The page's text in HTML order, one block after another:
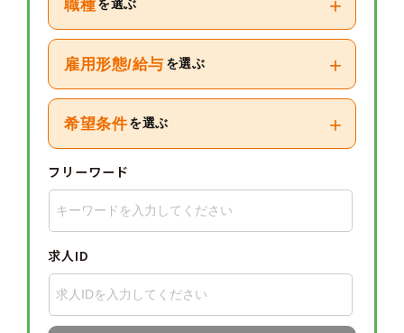
職種 を選ぶ +
雇用形態/給与 を選ぶ +
希望条件 を選ぶ +
フリーワード
求人ID